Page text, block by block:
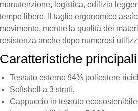
manutenzione, logistica, edilizia
tempo libero. Il taglio ergonomico
movimento, mentre la qualità dei
resistenza anche dopo numerosi
Caratteristiche principali
Tessuto esterno 94% poliestere
Softshell a 3 strati.
Cappuccio in tessuto ecosostenibile.